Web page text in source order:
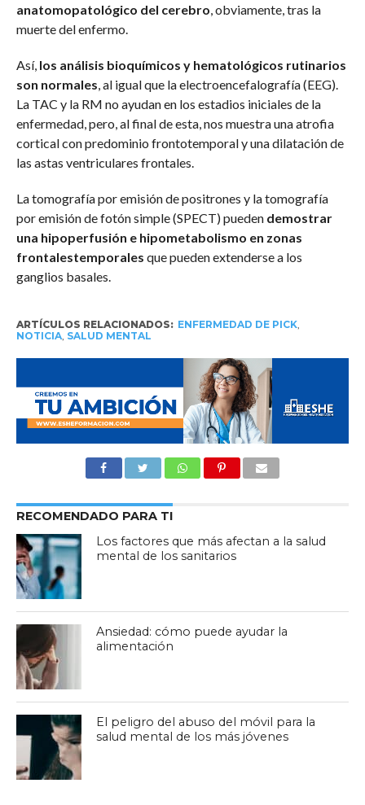
anatomopatológico del cerebro , obviamente, tras la
muerte del enfermo.
Así, los análisis bioquímicos y hematológicos rutinarios
son normales , al igual que la electroencefalografía (EEG).
La TAC y la RM no ayudan en los estadios iniciales de la
enfermedad, pero, al final de esta, nos muestra una atrofia
cortical con predominio frontotemporal y una dilatación de
las astas ventriculares frontales.
La tomografía por emisión de positrones y la tomografía
por emisión de fotón simple (SPECT) pueden demostrar
una hipoperfusión e hipometabolismo en zonas
frontalestemporales que pueden extenderse a los
ganglios basales.
ARTÍCULOS RELACIONADOS: ENFERMEDAD DE PICK,
NOTICIA, SALUD MENTAL
RECOMENDADO PARA TI
Los factores que más afectan a la salud
mental de los sanitarios
Ansiedad: cómo puede ayudar la
alimentación
El peligro del abuso del móvil para la
salud mental de los más jóvenes